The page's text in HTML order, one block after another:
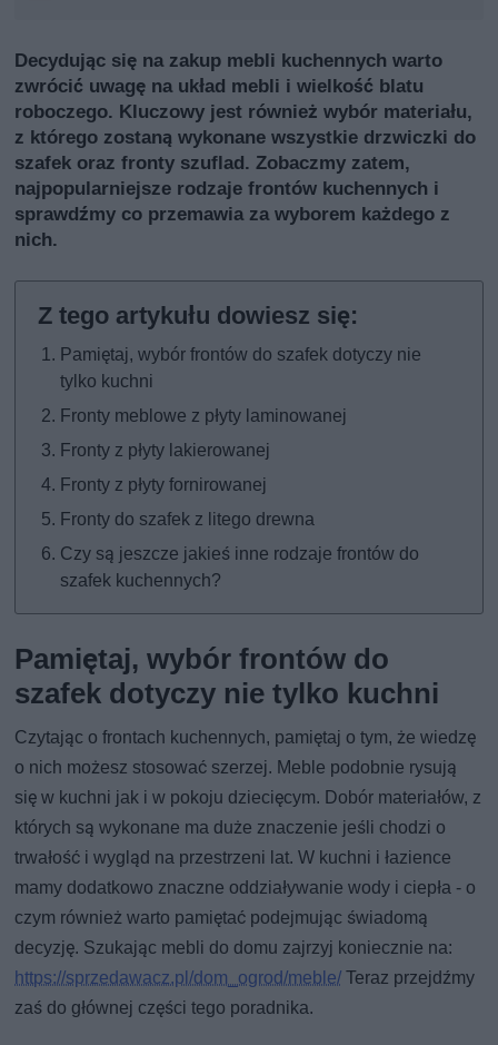
Decydując się na zakup mebli kuchennych warto
zwrócić uwagę na układ mebli i wielkość blatu
roboczego. Kluczowy jest również wybór materiału,
z którego zostaną wykonane wszystkie drzwiczki do
szafek oraz fronty szuflad. Zobaczmy zatem,
najpopularniejsze rodzaje frontów kuchennych i
sprawdźmy co przemawia za wyborem każdego z
nich.
Pamiętaj, wybór frontów do szafek dotyczy nie
tylko kuchni
Fronty meblowe z płyty laminowanej
Fronty z płyty lakierowanej
Fronty z płyty fornirowanej
Fronty do szafek z litego drewna
Czy są jeszcze jakieś inne rodzaje frontów do
szafek kuchennych?
Pamiętaj, wybór frontów do
szafek dotyczy nie tylko kuchni
Czytając o frontach kuchennych, pamiętaj o tym, że wiedzę
o nich możesz stosować szerzej. Meble podobnie rysują
się w kuchni jak i w pokoju dziecięcym. Dobór materiałów, z
których są wykonane ma duże znaczenie jeśli chodzi o
trwałość i wygląd na przestrzeni lat. W kuchni i łazience
mamy dodatkowo znaczne oddziaływanie wody i ciepła - o
czym również warto pamiętać podejmując świadomą
decyzję. Szukając mebli do domu zajrzyj koniecznie na:
https://sprzedawacz.pl/dom_ogrod/meble/ Teraz przejdźmy
zaś do głównej części tego poradnika.